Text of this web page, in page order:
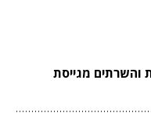
מגייסת